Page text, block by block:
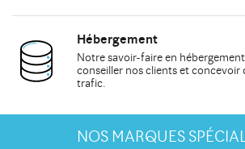
Hébergement
Notre savoir-faire en
conseiller nos clients et concevoir
trafic.
NOS MARQUES